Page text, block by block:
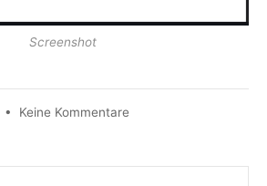
Screenshot
• Keine Kommentare